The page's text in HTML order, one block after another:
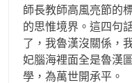
師長教師高風亮節的
的思惟境界。這四句
了，我魯漢沒關係，
妃腦海裡面全是魯漢
學，為萬世開承平。